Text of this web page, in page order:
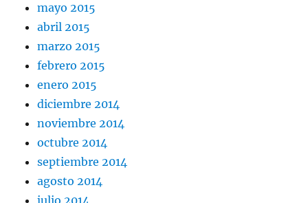
mayo 2015
abril 2015
marzo 2015
febrero 2015
enero 2015
diciembre 2014
noviembre 2014
octubre 2014
septiembre 2014
agosto 2014